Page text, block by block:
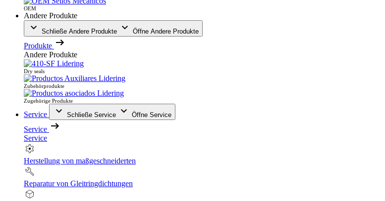
OEM
Andere Produkte
Schließe Andere Produkte Öffne Andere Produkte
Produkte
Andere Produkte
Dry seals
Zubehörprodukte
Zugehörige Produkte
Service Schließe Service Öffne Service
Service
Service
Herstellung von maßgeschneiderten
Reparatur von Gleitringdichtungen